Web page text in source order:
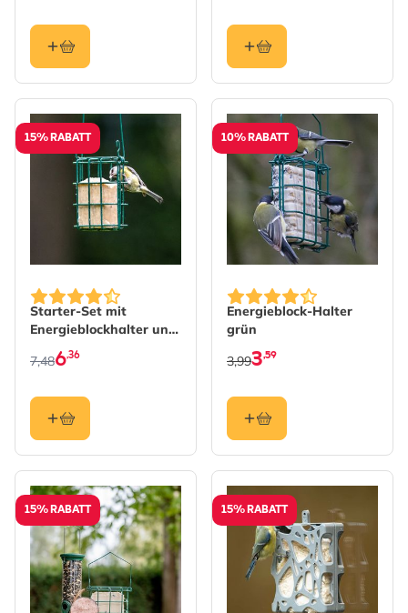
15% RABATT
Starter-Set mit
Energieblockhalter und
einem Fettblock
The price depends on the options chosen on the
7,486,36
10% RABATT
Energieblock-Halter
grün
3,59
3,99
15% RABATT 15% RABATT